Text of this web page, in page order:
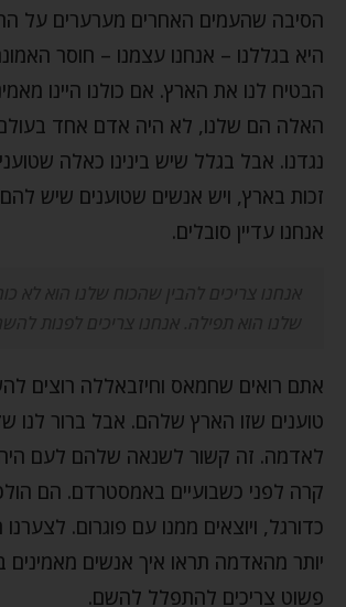
הסיבה שהעמים האחרים מערערים על
היא בגללנו – אנחנו עצמנו – חוסר
הבטיח לנו את הארץ. אם כולנו היינו
האלה הם שלנו, לא היה אדם אחד בעולם
נגדנו. אבל בגלל שיש בינינו כאלה
זכות בארץ, ויש אנשים שטוענים שיש להם
אנחנו עדיין סובלים.
אתם רואים שחמאס וחיזבאללה רוצים
טוענים שזו הארץ שלהם. אבל ברור לנו
לאדמה. זה קשור לשנאה שלהם לעם
קרה לפני כשבועיים באמסטרדם. הם
כדורגל, ויוצאים ממנו עם פוגרום. לצערנו
יותר מהאדמה תראו איך אנשים מאמינים
פשוט צריכים להתפלל להשם.